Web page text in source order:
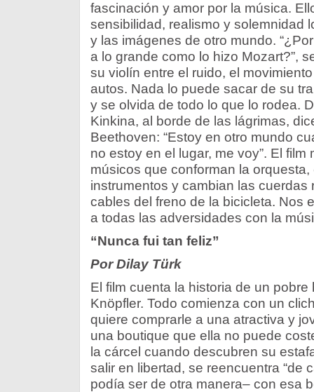
fascinación y amor por la música.
sensibilidad, realismo y solemnidad
y las imágenes de otro mundo.
a lo grande como lo hizo Mozart?”,
su violín entre el ruido, el
autos. Nada lo puede sacar de su
y se olvida de todo lo que lo rodea.
Kinkina, al borde de las lágrimas,
Beethoven: “Estoy en otro mundo
no estoy en el lugar, me voy”. El
músicos que conforman la
instrumentos y cambian las cuerdas
cables del freno de la bicicleta. Nos
a todas las adversidades con la
“Nunca fui tan feliz”
Por Dilay Türk
El film cuenta la historia de un
Knöpfler. Todo comienza con un
quiere comprarle a una atractiva y
una boutique que ella no puede
la cárcel cuando descubren su
salir en libertad, se reencuentra “de
podía ser de otra manera– con esa